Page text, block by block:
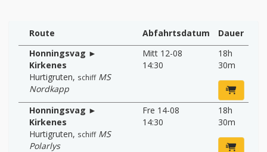
Route Abfahrtsdatum
Dauer
Honningsvag ►
Kirkenes
Hurtigruten, schiff MS
Nordkapp
Mitt 12-08
14:30
18h
30m
Honningsvag ►
Kirkenes
Hurtigruten, schiff MS
Polarlys
Fre 14-08
14:30
18h
30m